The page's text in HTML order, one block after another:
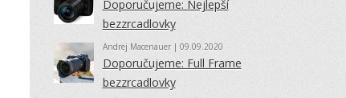
Doporučujeme: Nejlepší
bezzrcadlovky
Andrej Macenauer| 09.09.2020
Doporučujeme: Full Frame
bezzrcadlovky